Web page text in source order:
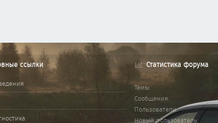
ссылки Статистика форума
Темы
Сообщения
Пользователи
Новый пользователь